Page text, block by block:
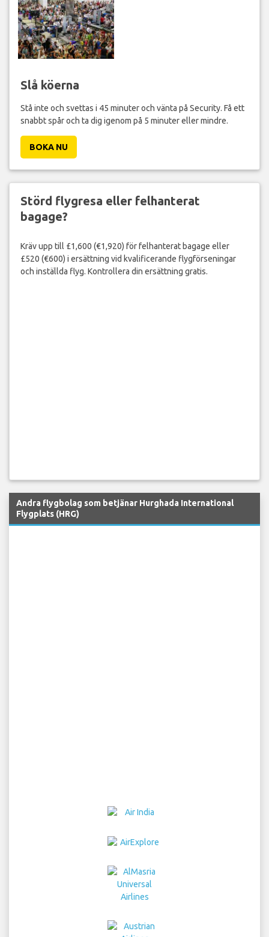
Slå köerna
Stå inte och svettas i 45 minuter och vänta på Security. Få ett
snabbt spår och ta dig igenom på 5 minuter eller mindre.
BOKA NU
Störd flygresa eller felhanterat
bagage?
Kräv upp till £1,600 (€1,920) för felhanterat bagage eller
£520 (€600) i ersättning vid kvalificerande flygförseningar
och inställda flyg. Kontrollera din ersättning gratis.
Andra flygbolag som betjänar Hurghada International
Flygplats (HRG)